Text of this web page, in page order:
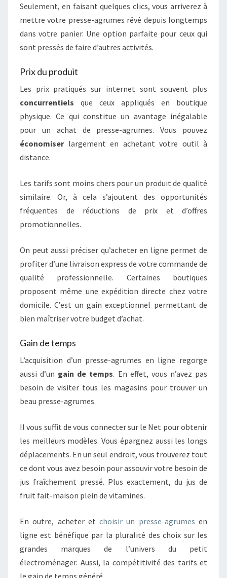
Seulement, en faisant quelques clics, vous arriverez à
mettre votre presse-agrumes rêvé depuis longtemps
dans votre panier. Une option parfaite pour ceux qui
sont pressés de faire d’autres activités.
Prix du produit
Les prix pratiqués sur internet sont souvent plus
concurrentiels que ceux appliqués en boutique
physique. Ce qui constitue un avantage inégalable
pour un achat de presse-agrumes. Vous pouvez
économiserlargement en achetant votre outil à
distance.
Les tarifs sont moins chers pour un produit de qualité
similaire. Or, à cela s’ajoutent des opportunités
fréquentes de réductions de prix et d’offres
promotionnelles.
On peut aussi préciser qu’acheter en ligne permet de
profiter d’une livraison express de votre commande de
qualité professionnelle. Certaines boutiques
proposent même une expédition directe chez votre
domicile. C’est un gain exceptionnel permettant de
bien maîtriser votre budget d’achat.
Gain de temps
L’acquisition d’un presse-agrumes en ligne regorge
aussi d’un gain de temps. En effet, vous n’avez pas
besoin de visiter tous les magasins pour trouver un
beau presse-agrumes.
Il vous suffit de vous connecter sur le Net pour obtenir
les meilleurs modèles. Vous épargnez aussi les longs
déplacements. En un seul endroit, vous trouverez tout
ce dont vous avez besoin pour assouvir votre besoin de
jus fraîchement pressé. Plus exactement, du jus de
fruit fait-maison plein de vitamines.
En outre, acheter etchoisir un presse-agrumes en
ligne est bénéfique par la pluralité des choix sur les
grandes marques de l’univers du petit
électroménager. Aussi, la compétitivité des tarifs et
le gain de temps généré.